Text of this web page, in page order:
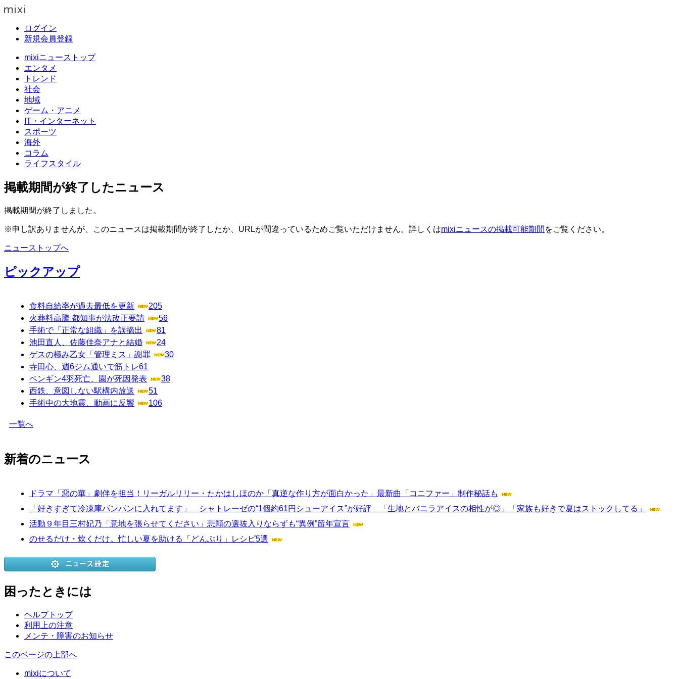
ログイン
新規会員登録
mixiニューストップ
エンタメ
トレンド
社会
地域
ゲーム・アニメ
IT・インターネット
スポーツ
海外
コラム
ライフスタイル
掲載期間が終了したニュース
掲載期間が終了しました。
※申し訳ありませんが、このニュースは掲載期間が終了したか、URLが間違っているためご覧いただけません。詳しくはmixiニュースの掲載可能期間 をご覧ください。
ニューストップへ
ピックアップ
食料自給率が過去最低を更新
205
火葬料高騰 都知事が法改正要請
56
手術で「正常な組織」を誤摘出
81
池田直人、佐藤佳奈アナと結婚
24
ゲスの極み乙女「管理ミス」謝罪
30
寺田心、週6ジム通いで筋トレ61
ペンギン4羽死亡、園が死因発表
38
西鉄、意図しない駅構内放送
51
手術中の大地震、動画に反響
106
一覧へ
新着のニュース
ドラマ「惡の華」劇伴を担当！リーガルリリー・たかはしほのか「真逆な作り方が面白かった」最新曲「コニファー」制作秘話も
「好きすぎて冷凍庫パンパンに入れてます」 シャトレーゼの“1個約61円シューアイス”が好評 「生地とバニラアイスの相性が◎」「家族も好きで夏はストックしてる」
活動９年目三村妃乃「意地を張らせてください」悲願の選抜入りならずも“異例”留年宣言
のせるだけ・炊くだけ。忙しい夏を助ける「どんぶり」レシピ5選
困ったときには
ヘルプトップ
利用上の注意
メンテ・障害のお知らせ
このページの上部へ
mixiについて